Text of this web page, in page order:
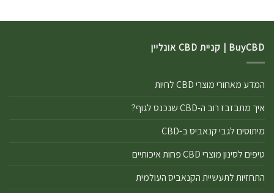
BuyCBD | קניית CBD אונליין
המדע מאחורי מוצרי CBD לחיות
איך מתבזבז רוב ה-CBD שנכנס לגוף?
מיתוסים לגבי קנאביס ב-CBD
טיפים לסינון מוצרי CBD פחות איכותיים
התחזיות לתעשיית הקנאביס העולמית